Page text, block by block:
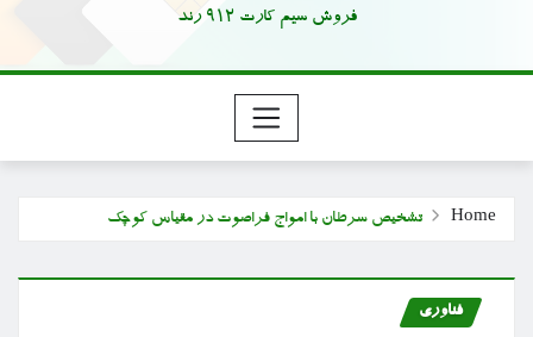
فروش سیم کارت 912 رند
Home تشخیص سرطان با امواج فراصوت در مقیاس کوچک
فناوری